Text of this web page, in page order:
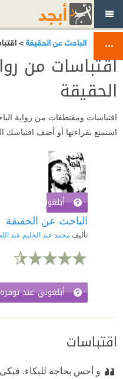
الباحث عن الحقيقة>
اقتباسات من
الحقيقة
اقتباسات ومقتطفات من رواية
استمتع بقراءتها أو أضف اقتباسك
أبلغوني عند توفره
الباحث عن الحقيقة
تأليفمحمد عبد الحليم عبد الله
أبلغوني عند توفره
اقتباسات
و أحس بحاجة للبكاء.